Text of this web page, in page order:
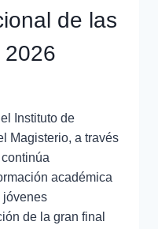
de las
2026
Instituto de
Magisterio, a través
académica
jóvenes
de la gran final